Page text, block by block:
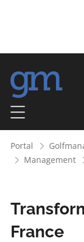
Portal
Management
France